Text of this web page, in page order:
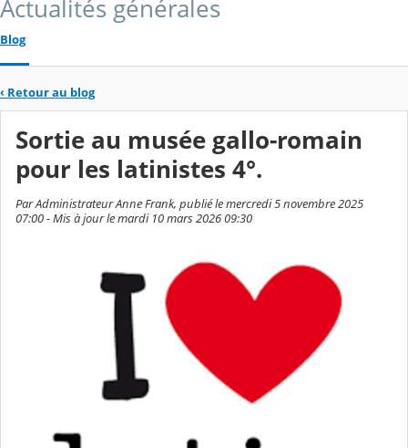
Actualités générales
Blog
‹ Retour au blog
Sortie au musée gallo-romain
pour les latinistes 4°.
Par Administrateur Anne Frank, publié le mercredi 5 novembre 2025
07:00 - Mis à jour le mardi 10 mars 2026 09:30